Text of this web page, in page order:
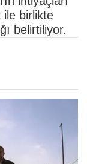
ile birlikte
belirtiliyor.